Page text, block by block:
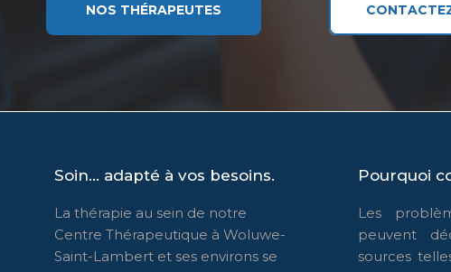
NOS THÉRAPEUTES
Soin… adapté à vos besoins.
La thérapie au sein de notre
Centre Thérapeutique à Woluwe-
Saint-Lambert et ses environs se
Pourquoi
Les
peuvent
sources